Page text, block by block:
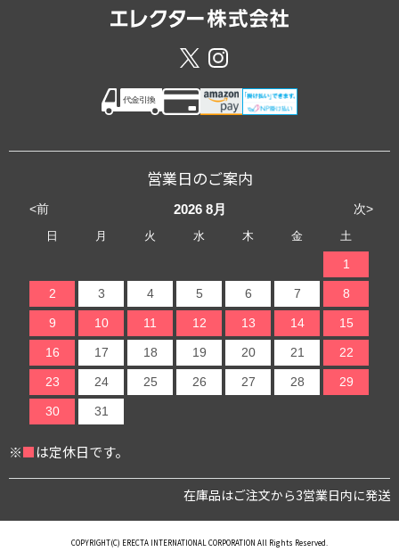
営業日のご案内
<前 次>
2026 8月
日 月 火 水 木 金 土
1
2 3 4 5 6 7 8
9 10 11 12 13 14 15
16 17 18 19 20 21 22
23 24 25 26 27 28 29
30 31
※■は定休日です。
在庫品はご注文から3営業日内に発送
COPYRIGHT(C) ERECTA INTERNATIONAL CORPORATION All Rights Reserved.